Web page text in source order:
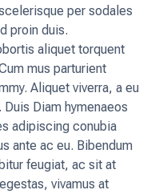
per sodales
proin duis.
aliquet torquent
mus parturient
Aliquet viverra, a eu
Diam hymenaeos
adipiscing conubia
ante ac eu. Bibendum
feugiat, ac sit at
vivamus at